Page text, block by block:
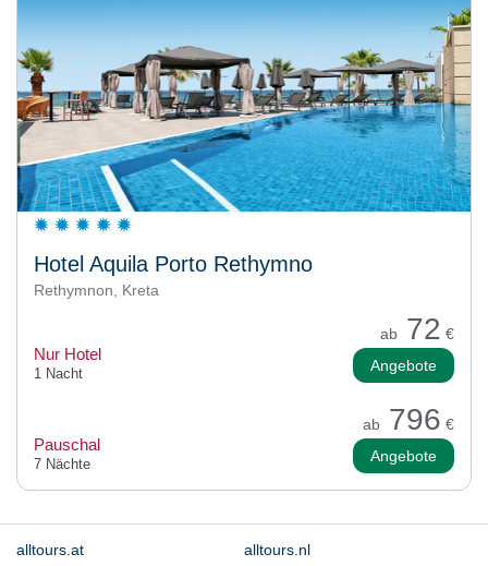
Hotel Aquila Porto Rethymno
Rethymnon, Kreta
ab 72 €
Nur Hotel
1 Nacht Angebote
ab 796 €
Pauschal
7 Nächte Angebote
alltours.at alltours.nl